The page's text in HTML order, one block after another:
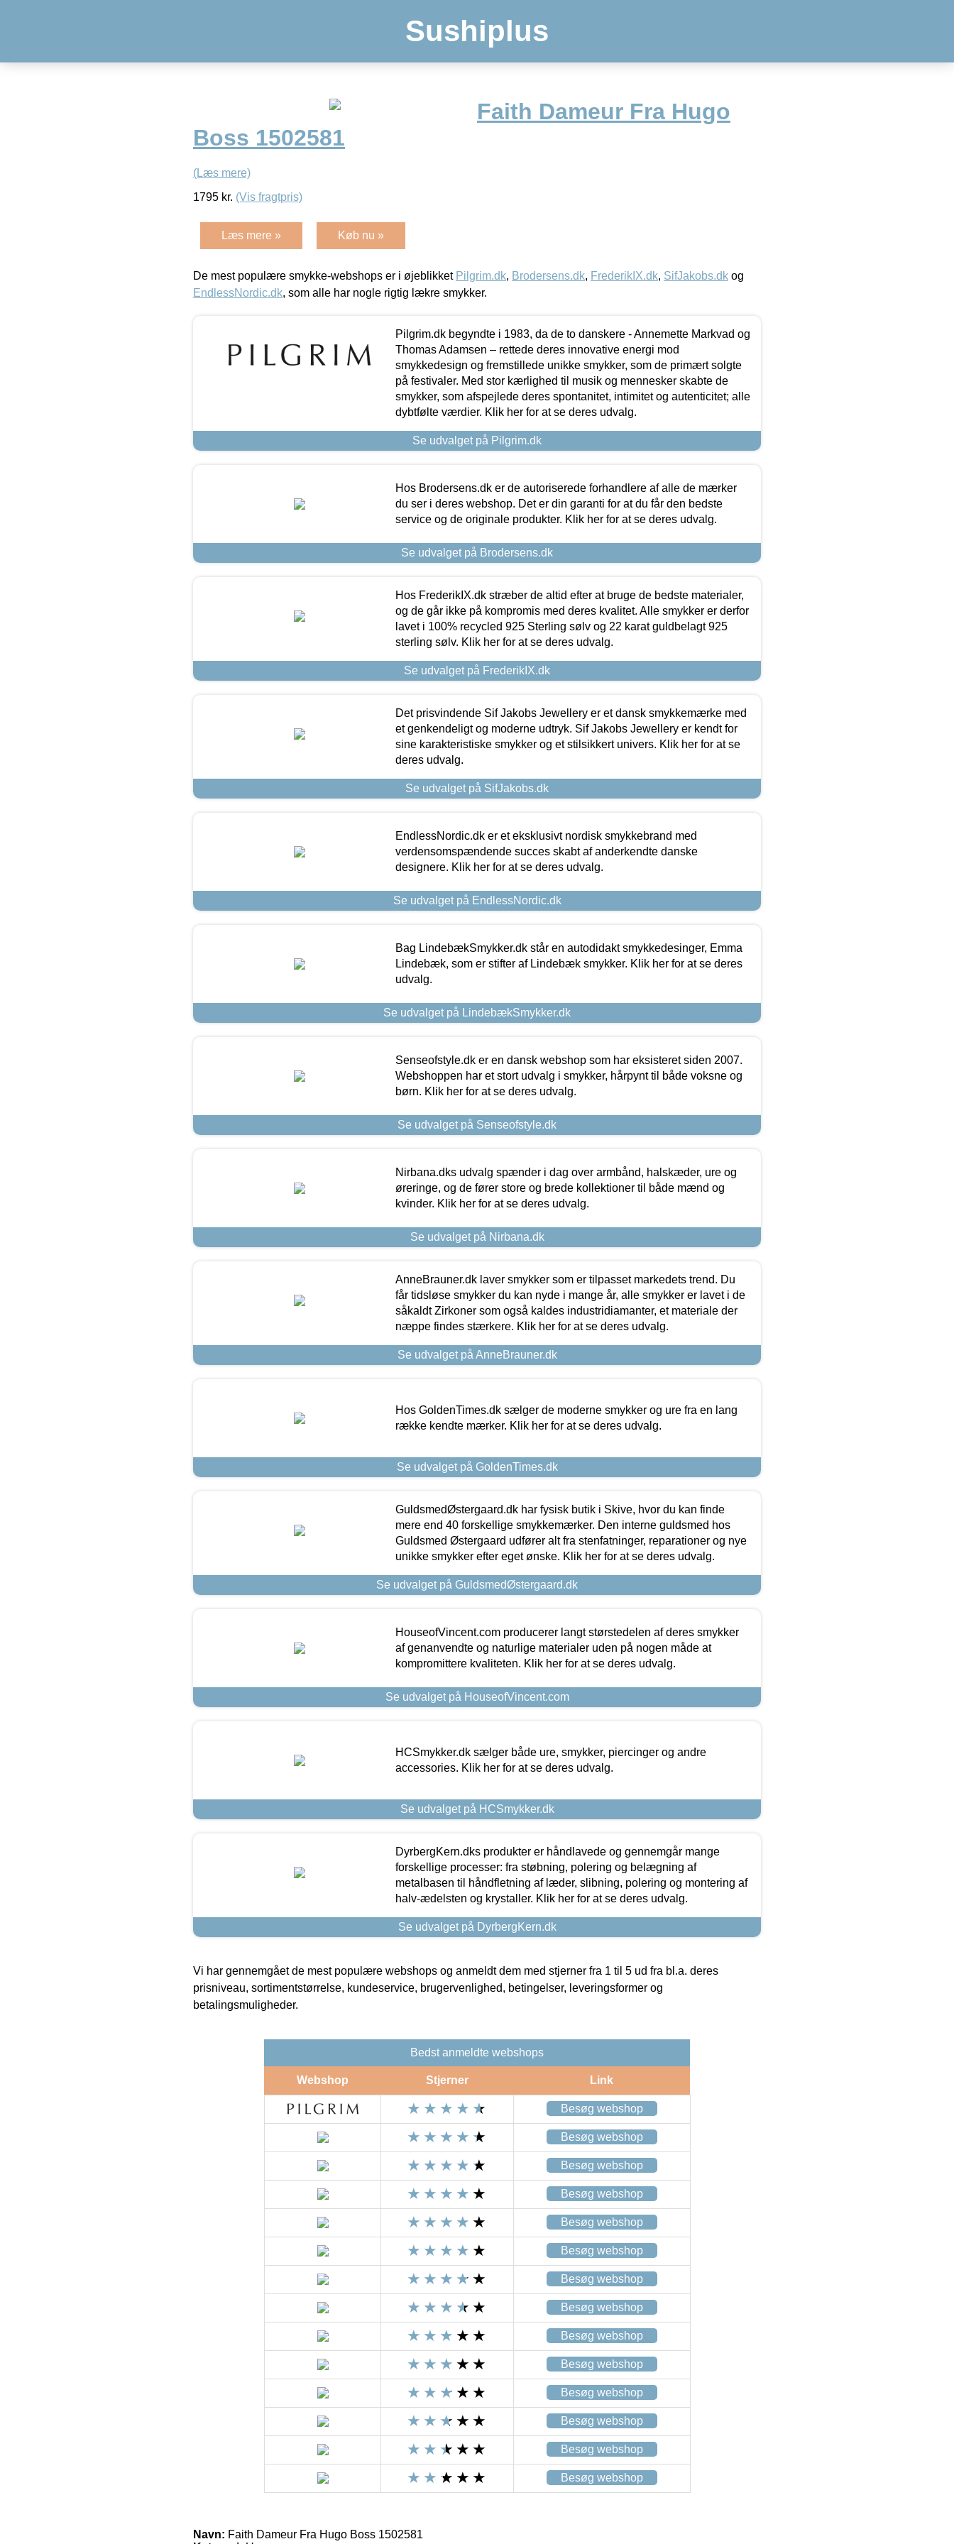
Sushiplus
Faith Dameur Fra Hugo
Boss 1502581
(Læs mere)
1795 kr. (Vis fragtpris)
Læs mere » Køb nu »
De mest populære smykke-webshops er i øjeblikket Pilgrim.dk, Brodersens.dk, FrederikIX.dk, SifJakobs.dk og
EndlessNordic.dk, som alle har nogle rigtig lækre smykker.
Pilgrim.dk begyndte i 1983, da de to danskere - Annemette Markvad og
Thomas Adamsen – rettede deres innovative energi mod
smykkedesign og fremstillede unikke smykker, som de primært solgte
på festivaler. Med stor kærlighed til musik og mennesker skabte de
smykker, som afspejlede deres spontanitet, intimitet og autenticitet; alle
dybtfølte værdier. Klik her for at se deres udvalg.
Se udvalget på Pilgrim.dk
Hos Brodersens.dk er de autoriserede forhandlere af alle de mærker
du ser i deres webshop. Det er din garanti for at du får den bedste
service og de originale produkter. Klik her for at se deres udvalg.
Se udvalget på Brodersens.dk
Hos FrederikIX.dk stræber de altid efter at bruge de bedste materialer,
og de går ikke på kompromis med deres kvalitet. Alle smykker er derfor
lavet i 100% recycled 925 Sterling sølv og 22 karat guldbelagt 925
sterling sølv. Klik her for at se deres udvalg.
Se udvalget på FrederikIX.dk
Det prisvindende Sif Jakobs Jewellery er et dansk smykkemærke med
et genkendeligt og moderne udtryk. Sif Jakobs Jewellery er kendt for
sine karakteristiske smykker og et stilsikkert univers. Klik her for at se
deres udvalg.
Se udvalget på SifJakobs.dk
EndlessNordic.dk er et eksklusivt nordisk smykkebrand med
verdensomspændende succes skabt af anderkendte danske
designere. Klik her for at se deres udvalg.
Se udvalget på EndlessNordic.dk
Bag LindebækSmykker.dk står en autodidakt smykkedesinger, Emma
Lindebæk, som er stifter af Lindebæk smykker. Klik her for at se deres
udvalg.
Se udvalget på LindebækSmykker.dk
Senseofstyle.dk er en dansk webshop som har eksisteret siden 2007.
Webshoppen har et stort udvalg i smykker, hårpynt til både voksne og
børn. Klik her for at se deres udvalg.
Se udvalget på Senseofstyle.dk
Nirbana.dks udvalg spænder i dag over armbånd, halskæder, ure og
øreringe, og de fører store og brede kollektioner til både mænd og
kvinder. Klik her for at se deres udvalg.
Se udvalget på Nirbana.dk
AnneBrauner.dk laver smykker som er tilpasset markedets trend. Du
får tidsløse smykker du kan nyde i mange år, alle smykker er lavet i de
såkaldt Zirkoner som også kaldes industridiamanter, et materiale der
næppe findes stærkere. Klik her for at se deres udvalg.
Se udvalget på AnneBrauner.dk
Hos GoldenTimes.dk sælger de moderne smykker og ure fra en lang
række kendte mærker. Klik her for at se deres udvalg.
Se udvalget på GoldenTimes.dk
GuldsmedØstergaard.dk har fysisk butik i Skive, hvor du kan finde
mere end 40 forskellige smykkemærker. Den interne guldsmed hos
Guldsmed Østergaard udfører alt fra stenfatninger, reparationer og nye
unikke smykker efter eget ønske. Klik her for at se deres udvalg.
Se udvalget på GuldsmedØstergaard.dk
HouseofVincent.com producerer langt størstedelen af deres smykker
af genanvendte og naturlige materialer uden på nogen måde at
kompromittere kvaliteten. Klik her for at se deres udvalg.
Se udvalget på HouseofVincent.com
HCSmykker.dk sælger både ure, smykker, piercinger og andre
accessories. Klik her for at se deres udvalg.
Se udvalget på HCSmykker.dk
DyrbergKern.dks produkter er håndlavede og gennemgår mange
forskellige processer: fra støbning, polering og belægning af
metalbasen til håndfletning af læder, slibning, polering og montering af
halv-ædelsten og krystaller. Klik her for at se deres udvalg.
Se udvalget på DyrbergKern.dk
Vi har gennemgået de mest populære webshops og anmeldt dem med stjerner fra 1 til 5 ud fra bl.a. deres
prisniveau, sortimentstørrelse, kundeservice, brugervenlighed, betingelser, leveringsformer og
betalingsmuligheder.
Bedst anmeldte webshops
Webshop Stjerner Link
Besøg webshop
Besøg webshop
Besøg webshop
Besøg webshop
Besøg webshop
Besøg webshop
Besøg webshop
Besøg webshop
Besøg webshop
Besøg webshop
Besøg webshop
Besøg webshop
Besøg webshop
Besøg webshop
Navn: Faith Dameur Fra Hugo Boss 1502581